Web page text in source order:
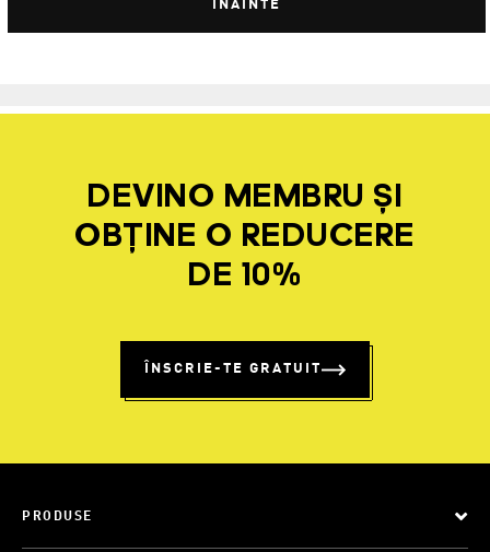
ÎNAINTE
DEVINO MEMBRU ȘI
OBȚINE O REDUCERE
DE 10%
ÎNSCRIE-TE GRATUIT
PRODUSE